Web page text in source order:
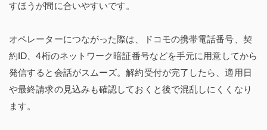
すほうが間に合いやすいです。
オペレーターにつながった際は、ドコモの携帯電話番号、契
約ID、4桁のネットワーク暗証番号などを手元に用意してから
発信すると会話がスムーズ。解約受付が完了したら、適用日
や最終請求の見込みも確認しておくと後で混乱しにくくなり
ます。